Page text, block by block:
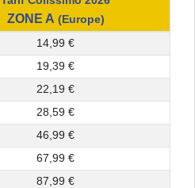
ZONE A (Europe)
14,99 €
19,39 €
22,19 €
28,59 €
46,99 €
67,99 €
87,99 €